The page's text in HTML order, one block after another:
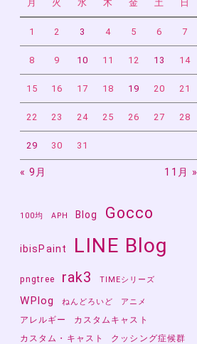
月 火 水 木 金 土 日
1 2 3 4 5 6 7
8 9 10 11 12 13 14
15 16 17 18 19 20 21
22 23 24 25 26 27 28
29 30 31
« 9月 11月 »
100均 APH Blog Gocco
ibisPaint LINE Blog
pngtree rak3 TIMEシリーズ
WPlog ねんどろいど アニメ
アレルギー
カスタムキャスト
カスタム・キャスト
クッシング症候群